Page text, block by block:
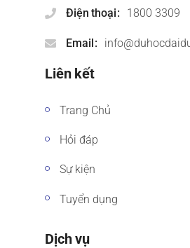
Điện thoại
1800 3309
Email
Liên kết
Trang Chủ
Hỏi đáp
Sự kiện
Tuyển dụng
Dịch vụ